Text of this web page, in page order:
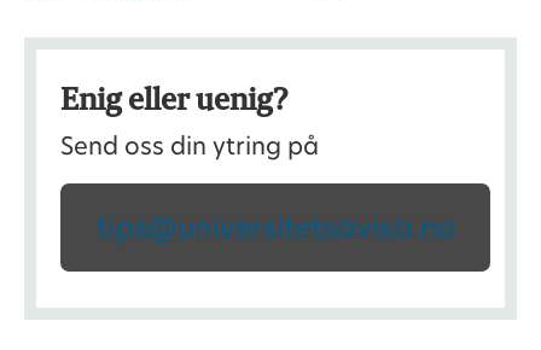
Enig eller uenig?
Send oss din ytring på
tips@universitetsavisa.no